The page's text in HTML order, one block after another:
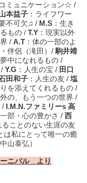
コミュニケーション☆ /
本益子 ：ライフワー
不可欠♫ / M.S ：生き
もの / T.Y ：現実以外
/ A.T ：体の一部のよ
伴侶（滝田）/ 駒井靖
中になれるもの /
Y.G ：人生の宝 / 田口
田和子 ：人生の友 / 塩
を添えてくれるもの /
外の、もう一つの世界 /
/ I.M.N.ファミリーs 高
一部・心の豊かさ / 西
ることのない生涯の友
は私にとって唯一の癒
山泰弘）
ニバル より